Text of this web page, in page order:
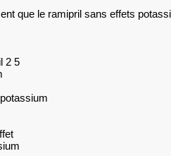
que le ramipril sans effets
2 5